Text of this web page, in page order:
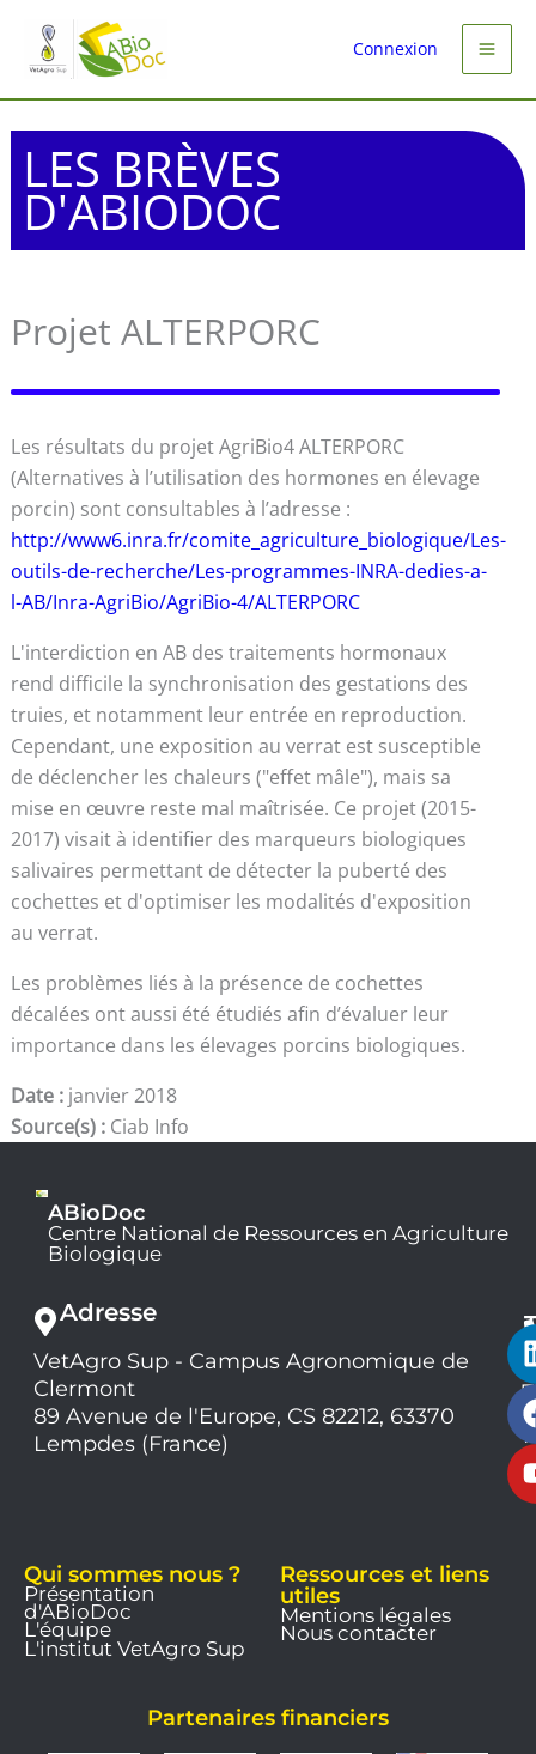
contenu
Connexion
LES BRÈVES
D'ABIODOC
Projet ALTERPORC
Les résultats du projet AgriBio4 ALTERPORC
(Alternatives à l’utilisation des hormones en élevage
porcin) sont consultables à l’adresse :
http://www6.inra.fr/comite_agriculture_biologique/Les-
outils-de-recherche/Les-programmes-INRA-dedies-a-
l-AB/Inra-AgriBio/AgriBio-4/ALTERPORC
L'interdiction en AB des traitements hormonaux
rend difficile la synchronisation des gestations des
truies, et notamment leur entrée en reproduction.
Cependant, une exposition au verrat est susceptible
de déclencher les chaleurs ("effet mâle"), mais sa
mise en œuvre reste mal maîtrisée. Ce projet (2015-
2017) visait à identifier des marqueurs biologiques
salivaires permettant de détecter la puberté des
cochettes et d'optimiser les modalités d'exposition
au verrat.
Les problèmes liés à la présence de cochettes
décalées ont aussi été étudiés afin d’évaluer leur
importance dans les élevages porcins biologiques.
Date : janvier 2018
Source(s) : Ciab Info
ABioDoc
Centre National de Ressources en Agriculture
Biologique
Adresse
VetAgro Sup - Campus Agronomique de
Clermont
89 Avenue de l'Europe, CS 82212, 63370
Lempdes (France)
Qui sommes nous ?
Présentation
d'ABioDoc
L'équipe
L'institut VetAgro Sup
Ressources et liens
utiles
Mentions légales
Nous contacter
Partenaires financiers